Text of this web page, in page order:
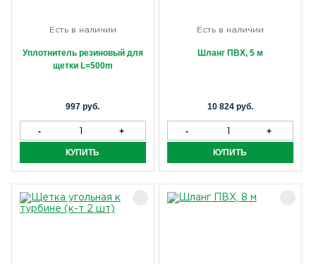
Есть в наличии
Уплотнитель резиновый для
щетки L=500m
997 руб.
Есть в наличии
Шланг ПВХ, 5 м
10 824 руб.